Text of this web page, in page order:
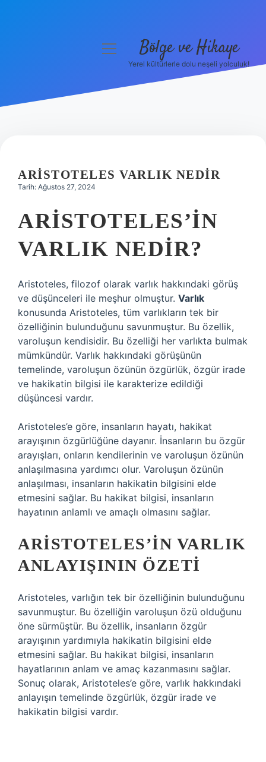
Hakkımızda
menüyü
Bölge ve Hikaye
Yerel kültürlerle dolu neşeli yolculuk!
ARISTOTELES VARLIK NEDIR
Tarih: Ağustos 27, 2024
ARISTOTELES’IN
VARLIK NEDIR?
Aristoteles, filozof olarak varlık hakkındaki görüş
ve düşünceleri ile meşhur olmuştur. Varlık
konusunda Aristoteles, tüm varlıkların tek bir
özelliğinin bulunduğunu savunmuştur. Bu özellik,
varoluşun kendisidir. Bu özelliği her varlıkta bulmak
mümkündür. Varlık hakkındaki görüşünün
temelinde, varoluşun özünün özgürlük, özgür irade
ve hakikatin bilgisi ile karakterize edildiği
düşüncesi vardır.
Aristoteles’e göre, insanların hayatı, hakikat
arayışının özgürlüğüne dayanır. İnsanların bu özgür
arayışları, onların kendilerinin ve varoluşun özünün
anlaşılmasına yardımcı olur. Varoluşun özünün
anlaşılması, insanların hakikatin bilgisini elde
etmesini sağlar. Bu hakikat bilgisi, insanların
hayatının anlamlı ve amaçlı olmasını sağlar.
ARISTOTELES’IN VARLIK
ANLAYIŞININ ÖZETI
Aristoteles, varlığın tek bir özelliğinin bulunduğunu
savunmuştur. Bu özelliğin varoluşun özü olduğunu
öne sürmüştür. Bu özellik, insanların özgür
arayışının yardımıyla hakikatin bilgisini elde
etmesini sağlar. Bu hakikat bilgisi, insanların
hayatlarının anlam ve amaç kazanmasını sağlar.
Sonuç olarak, Aristoteles’e göre, varlık hakkındaki
anlayışın temelinde özgürlük, özgür irade ve
hakikatin bilgisi vardır.